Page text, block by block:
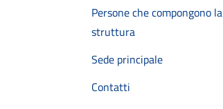
Persone che compongono la
struttura
Sede principale
Contatti